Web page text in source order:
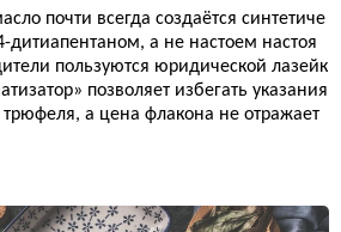
почти всегда создаётся синтетиче
а не настоем настоя
пользуются юридической лазейк
позволяет избегать указания
трюфеля, а цена флакона не отражает